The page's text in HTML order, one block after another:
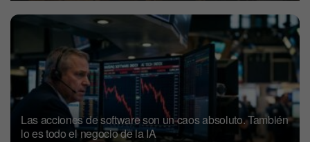
Las acciones de software son un caos absoluto. También
lo es todo el negocio de la IA